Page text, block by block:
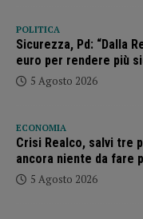
POLITICA
Sicurezza, Pd: “Dalla
euro per rendere più
5 Agosto 2026
ECONOMIA
Crisi Realco, salvi tre
ancora niente da fare
5 Agosto 2026